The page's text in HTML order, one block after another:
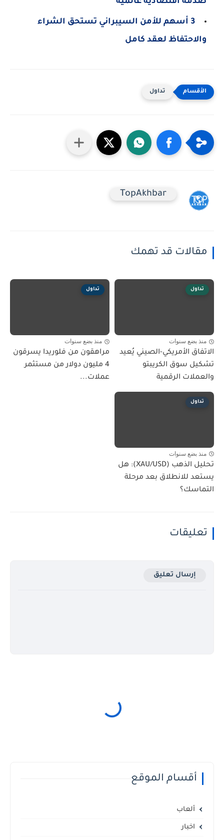
3 أسهم للأمن السيبراني تستحق الشراء
والاحتفاظ لعقد كامل
تداول
TopAkhbar
مقالات قد تهمك
تداول
منذ بضع سنوات
الاتفاق الأمريكي-الصيني يُعيد
تشكيل سوق الكريبتو
والعملات الرقمية
تداول
منذ بضع سنوات
مراهقون من فلوريدا يسرقون
4 مليون دولار من مستثمر
عملات...
تداول
منذ بضع سنوات
تحليل الذهب (XAU/USD): هل
يستعد للانطلاق بعد مرحلة
التماسك؟
تعليقات
إرسال تعليق
أقسام الموقع
ألعاب
اخبار